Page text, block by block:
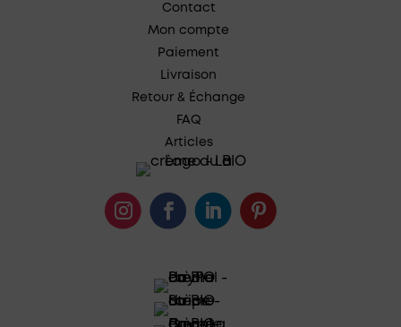
Contact
Mon compte
Paiement
Livraison
Retour & Échange
FAQ
Articles